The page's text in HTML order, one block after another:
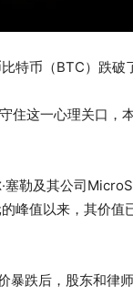
特币（BTC）跌破
这一心理关口，
塞勒及其公司
峰值以来，其价
跌后，股东和律